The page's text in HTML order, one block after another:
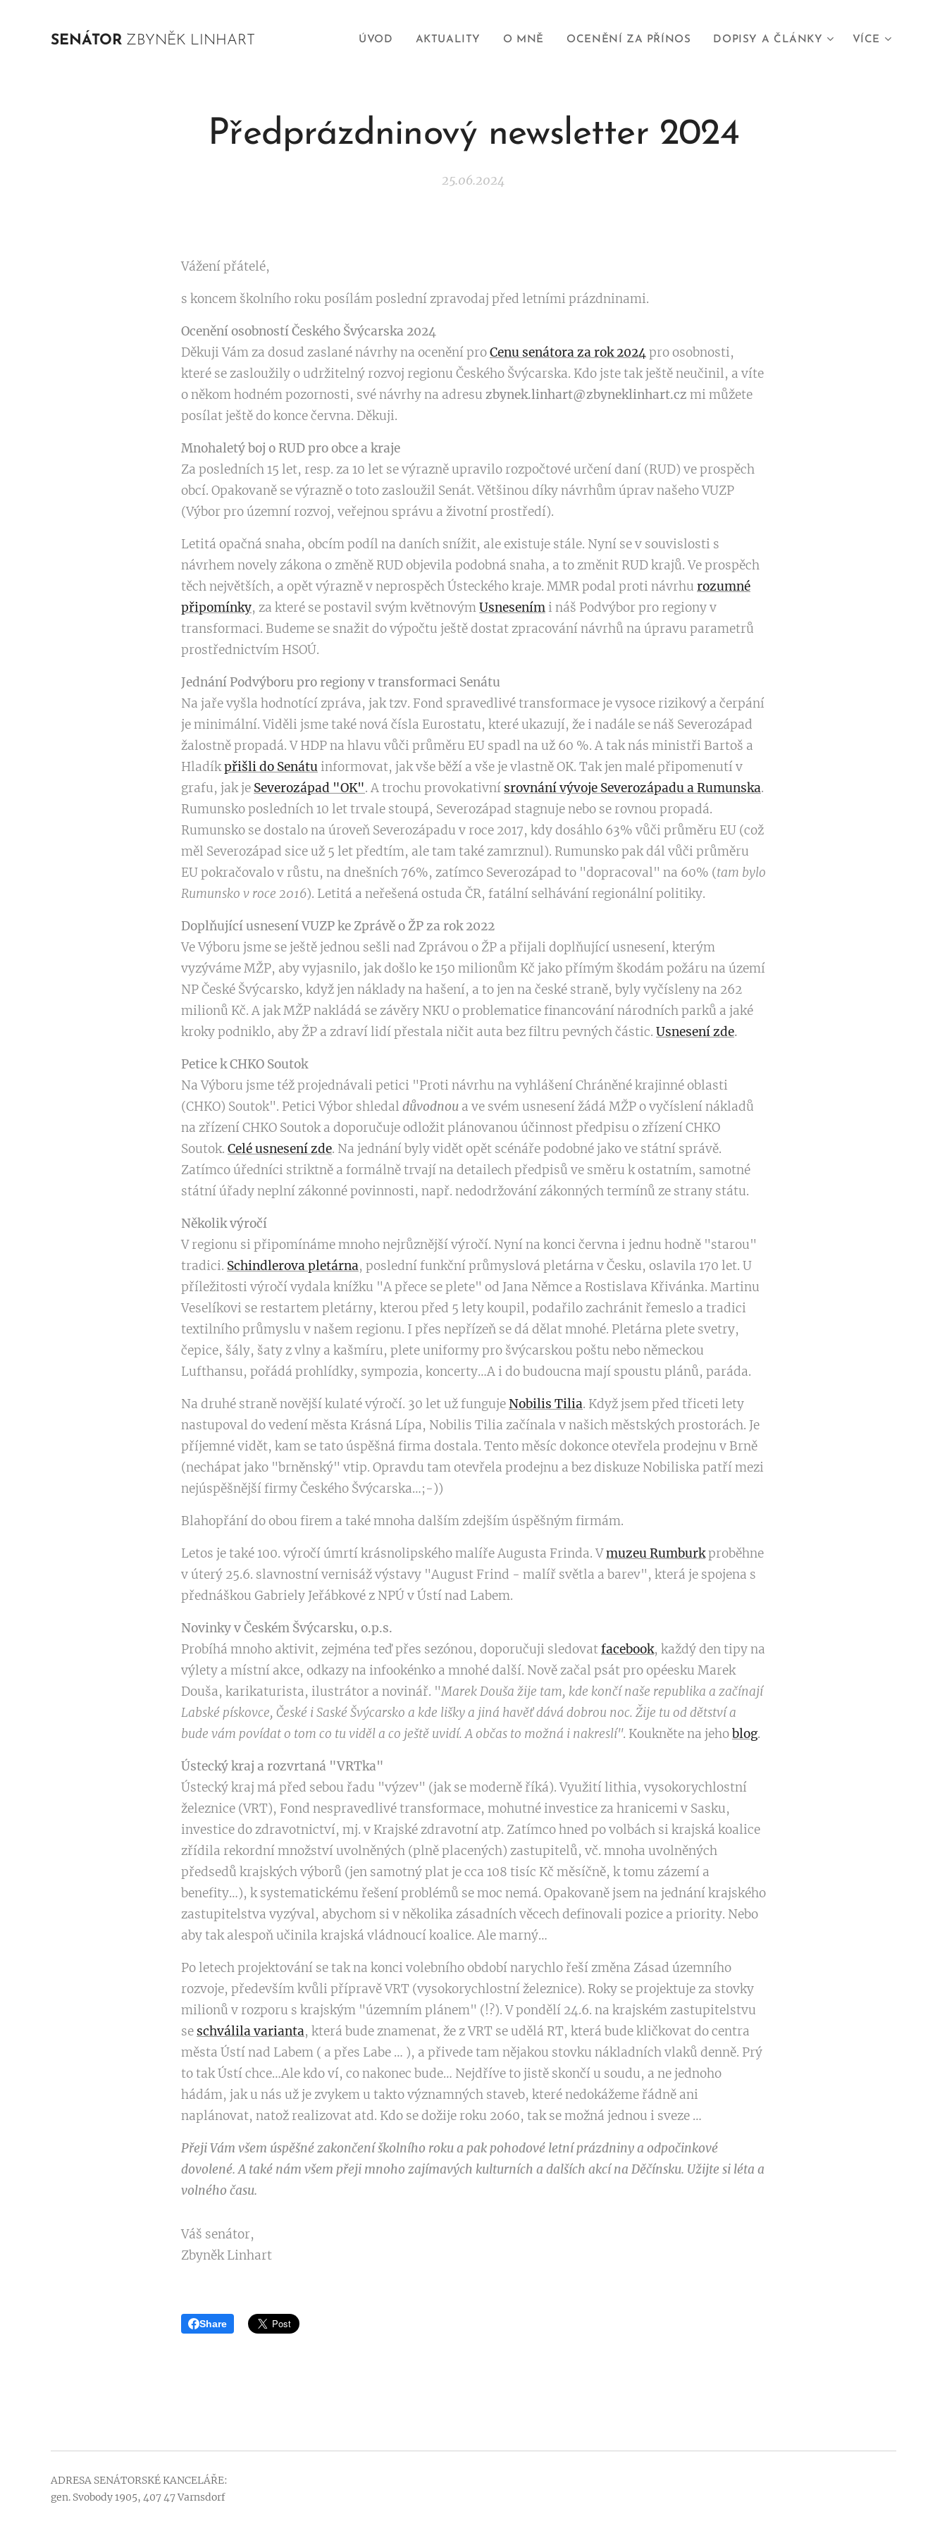
SENÁTOR ZBYNĚK LINHART ÚVOD AKTUALITY O MNĚ OCENĚNÍ ZA PŘÍNOS DOPISY A ČLÁNKY VÍCE
Předprázdninový newsletter 2024
25.06.2024
Vážení přátelé,
s koncem školního roku posílám poslední zpravodaj před letními prázdninami.
Ocenění osobností Českého Švýcarska 2024
Děkuji Vám za dosud zaslané návrhy na ocenění proCenu senátora za rok 2024pro osobnosti,
které se zasloužily o udržitelný rozvoj regionu Českého Švýcarska. Kdo jste tak ještě neučinil, a víte
o někom hodném pozornosti, své návrhy na adresu zbynek.linhart@zbyneklinhart.cz mi můžete
posílat ještě do konce června. Děkuji.
Mnohaletý boj o RUD pro obce a kraje
Za posledních 15 let, resp. za 10 let se výrazně upravilo rozpočtové určení daní (RUD) ve prospěch
obcí. Opakovaně se výrazně o toto zasloužil Senát. Většinou díky návrhům úprav našeho VUZP
(Výbor pro územní rozvoj, veřejnou správu a životní prostředí).
Letitá opačná snaha, obcím podíl na daních snížit, ale existuje stále. Nyní se v souvislosti s
návrhem novely zákona o změně RUD objevila podobná snaha, a to změnit RUD krajů. Ve prospěch
těch největších, a opět výrazně v neprospěch Ústeckého kraje. MMR podal proti návrhu rozumné
připomínky, za které se postavil svým květnovýmUsneseními náš Podvýbor pro regiony v
transformaci. Budeme se snažit do výpočtu ještě dostat zpracování návrhů na úpravu parametrů
prostřednictvím HSOÚ.
Jednání Podvýboru pro regiony v transformaci Senátu
Na jaře vyšla hodnotící zpráva, jak tzv. Fond spravedlivé transformace je vysoce rizikový a čerpání
je minimální. Viděli jsme také nová čísla Eurostatu, které ukazují, že i nadále se náš Severozápad
žalostně propadá. V HDP na hlavu vůči průměru EU spadl na už 60 %. A tak nás ministři Bartoš a
Hladíkpřišli do Senátuinformovat, jak vše běží a vše je vlastně OK. Tak jen malé připomenutí v
grafu, jak je Severozápad "OK". A trochu provokativní srovnání vývoje Severozápadu a Rumunska.
Rumunsko posledních 10 let trvale stoupá, Severozápad stagnuje nebo se rovnou propadá.
Rumunsko se dostalo na úroveň Severozápadu v roce 2017, kdy dosáhlo 63% vůči průměru EU (což
měl Severozápad sice už 5 let předtím, ale tam také zamrznul). Rumunsko pak dál vůči průměru
EU pokračovalo v růstu, na dnešních 76%, zatímco Severozápad to "dopracoval" na 60% (tam bylo
Rumunsko v roce 2016). Letitá a neřešená ostuda ČR, fatální selhávání regionální politiky.
Doplňující usnesení VUZP ke Zprávě o ŽP za rok 2022
Ve Výboru jsme se ještě jednou sešli nad Zprávou o ŽP a přijali doplňující usnesení, kterým
vyzýváme MŽP, aby vyjasnilo, jak došlo ke 150 milionům Kč jako přímým škodám požáru na území
NP České Švýcarsko, když jen náklady na hašení, a to jen na české straně, byly vyčísleny na 262
milionů Kč. A jak MŽP nakládá se závěry NKU o problematice financování národních parků a jaké
kroky podniklo, aby ŽP a zdraví lidí přestala ničit auta bez filtru pevných částic. Usnesení zde.
Petice k CHKO Soutok
Na Výboru jsme též projednávali petici "Proti návrhu na vyhlášení Chráněné krajinné oblasti
(CHKO) Soutok". Petici Výbor shledal důvodnou a ve svém usnesení žádá MŽP o vyčíslení nákladů
na zřízení CHKO Soutok a doporučuje odložit plánovanou účinnost předpisu o zřízení CHKO
Soutok. Celé usnesení zde. Na jednání byly vidět opět scénáře podobné jako ve státní správě.
Zatímco úředníci striktně a formálně trvají na detailech předpisů ve směru k ostatním, samotné
státní úřady neplní zákonné povinnosti, např. nedodržování zákonných termínů ze strany státu.
Několik výročí
V regionu si připomínáme mnoho nejrůznější výročí. Nyní na konci června i jednu hodně "starou"
tradici. Schindlerova pletárna, poslední funkční průmyslová pletárna v Česku, oslavila 170 let. U
příležitosti výročí vydala knížku "A přece se plete" od Jana Němce a Rostislava Křivánka. Martinu
Veselíkovi se restartem pletárny, kterou před 5 lety koupil, podařilo zachránit řemeslo a tradici
textilního průmyslu v našem regionu. I přes nepřízeň se dá dělat mnohé. Pletárna plete svetry,
čepice, šály, šaty z vlny a kašmíru, plete uniformy pro švýcarskou poštu nebo německou
Lufthansu, pořádá prohlídky, sympozia, koncerty…A i do budoucna mají spoustu plánů, paráda.
Na druhé straně novější kulaté výročí. 30 let už fungujeNobilis Tilia. Když jsem před třiceti lety
nastupoval do vedení města Krásná Lípa, Nobilis Tilia začínala v našich městských prostorách. Je
příjemné vidět, kam se tato úspěšná firma dostala. Tento měsíc dokonce otevřela prodejnu v Brně
(nechápat jako "brněnský" vtip. Opravdu tam otevřela prodejnu a bez diskuze Nobiliska patří mezi
nejúspěšnější firmy Českého Švýcarska…;-))
Blahopřání do obou firem a také mnoha dalším zdejším úspěšným firmám.
Letos je také 100. výročí úmrtí krásnolipského malíře Augusta Frinda. Vmuzeu Rumburkproběhne
v úterý 25.6. slavnostní vernisáž výstavy "August Frind - malíř světla a barev", která je spojena s
přednáškou Gabriely Jeřábkové z NPÚ v Ústí nad Labem.
Novinky v Českém Švýcarsku, o.p.s.
Probíhá mnoho aktivit, zejména teď přes sezónou, doporučuji sledovatfacebook, každý den tipy na
výlety a místní akce, odkazy na infookénko a mnohé další. Nově začal psát pro opéesku Marek
Douša, karikaturista, ilustrátor a novinář. "Marek Douša žije tam, kde končí naše republika a začínají
Labské pískovce, České i Saské Švýcarsko a kde lišky a jiná havěť dává dobrou noc. Žije tu od dětství a
bude vám povídat o tom co tu viděl a co ještě uvidí. A občas to možná i nakreslí". Koukněte na jehoblog.
Ústecký kraj a rozvrtaná "VRTka"
Ústecký kraj má před sebou řadu "výzev" (jak se moderně říká). Využití lithia, vysokorychlostní
železnice (VRT), Fond nespravedlivé transformace, mohutné investice za hranicemi v Sasku,
investice do zdravotnictví, mj. v Krajské zdravotní atp. Zatímco hned po volbách si krajská koalice
zřídila rekordní množství uvolněných (plně placených) zastupitelů, vč. mnoha uvolněných
předsedů krajských výborů (jen samotný plat je cca 108 tisíc Kč měsíčně, k tomu zázemí a
benefity…), k systematickému řešení problémů se moc nemá. Opakovaně jsem na jednání krajského
zastupitelstva vyzýval, abychom si v několika zásadních věcech definovali pozice a priority. Nebo
aby tak alespoň učinila krajská vládnoucí koalice. Ale marný…
Po letech projektování se tak na konci volebního období narychlo řeší změna Zásad územního
rozvoje, především kvůli přípravě VRT (vysokorychlostní železnice). Roky se projektuje za stovky
milionů v rozporu s krajským "územním plánem" (!?). V pondělí 24.6. na krajském zastupitelstvu
se schválila varianta, která bude znamenat, že z VRT se udělá RT, která bude kličkovat do centra
města Ústí nad Labem ( a přes Labe … ), a přivede tam nějakou stovku nákladních vlaků denně. Prý
to tak Ústí chce…Ale kdo ví, co nakonec bude… Nejdříve to jistě skončí u soudu, a ne jednoho
hádám, jak u nás už je zvykem u takto významných staveb, které nedokážeme řádně ani
naplánovat, natož realizovat atd. Kdo se dožije roku 2060, tak se možná jednou i sveze …
Přeji Vám všem úspěšné zakončení školního roku a pak pohodové letní prázdniny a odpočinkové
dovolené. A také nám všem přeji mnoho zajímavých kulturních a dalších akcí na Děčínsku. Užijte si léta a
volného času.
Váš senátor,
Zbyněk Linhart
Share
ADRESA SENÁTORSKÉ KANCELÁŘE:
gen. Svobody 1905, 407 47 Varnsdorf